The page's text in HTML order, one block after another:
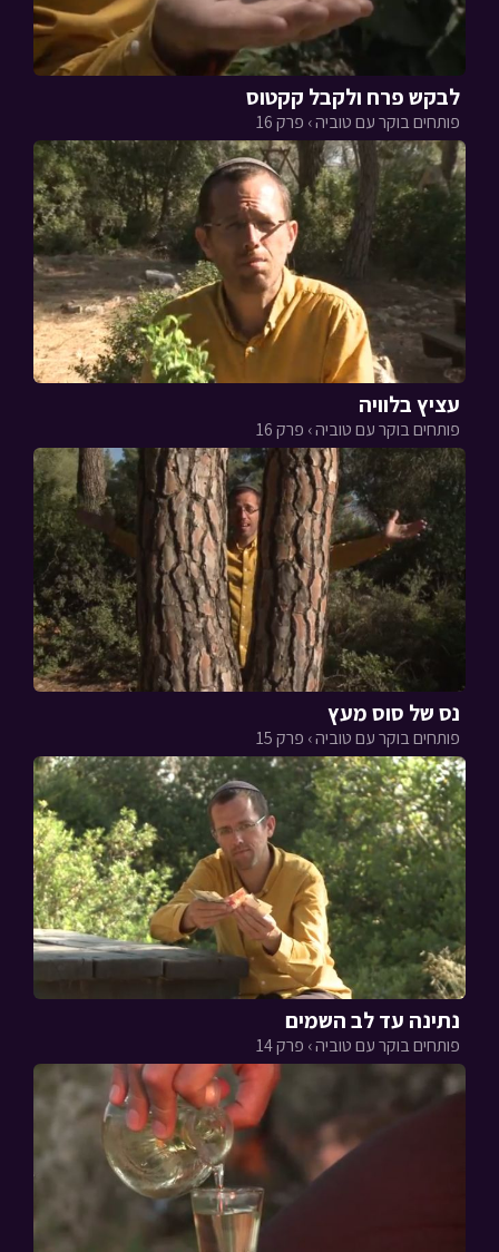
לבקש פרח ולקבל קקטוס
פותחים בוקר עם טוביה › פרק 16
עציץ בלוויה
פותחים בוקר עם טוביה › פרק 16
נס של סוס מעץ
פותחים בוקר עם טוביה › פרק 15
נתינה עד לב השמים
פותחים בוקר עם טוביה › פרק 14